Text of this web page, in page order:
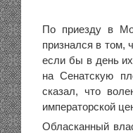
По приезду в
признался в том,
если бы в день
на Сенатскую
сказал, что
императорской
Обласканный